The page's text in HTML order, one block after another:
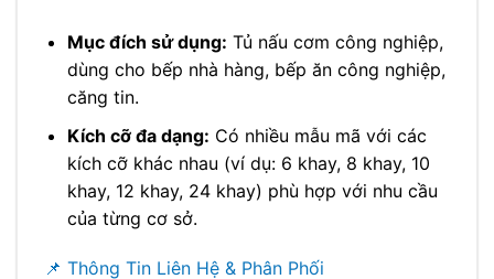
Mục đích sử dụng: Tủ nấu cơm công nghiệp,
dùng cho bếp nhà hàng, bếp ăn công nghiệp,
căng tin.
Kích cỡ đa dạng: Có nhiều mẫu mã với các
kích cỡ khác nhau (ví dụ: 6 khay, 8 khay, 10
khay, 12 khay, 24 khay) phù hợp với nhu cầu
của từng cơ sở.
📌 Thông Tin Liên Hệ & Phân Phối